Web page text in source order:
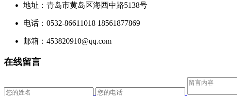
地址：青岛市黄岛区海西中路5138号
电话：0532-86611018 18561877869
邮箱：453820910@qq.com
在线留言